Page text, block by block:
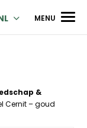
créations
MENU
&
Cernit – goud